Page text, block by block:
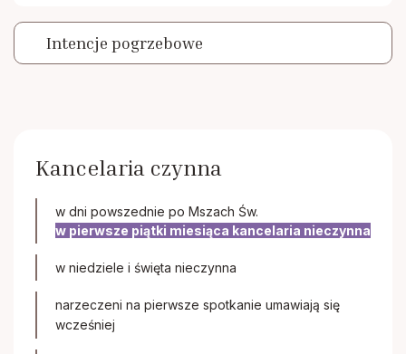
Papieskie Dzieło Misyjne Dzieci
Chór parafialny
Kancelaria czynna
w dni powszednie po Mszach Św.
w pierwsze piątki miesiąca kancelaria nieczynna
w niedziele i święta nieczynna
narzeczeni na pierwsze spotkanie umawiają się
wcześniej
Intencje pogrzebowe